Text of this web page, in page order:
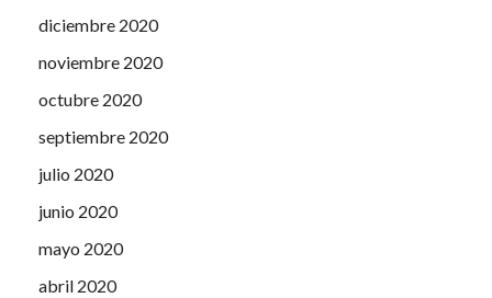
diciembre 2020
noviembre 2020
octubre 2020
septiembre 2020
julio 2020
junio 2020
mayo 2020
abril 2020